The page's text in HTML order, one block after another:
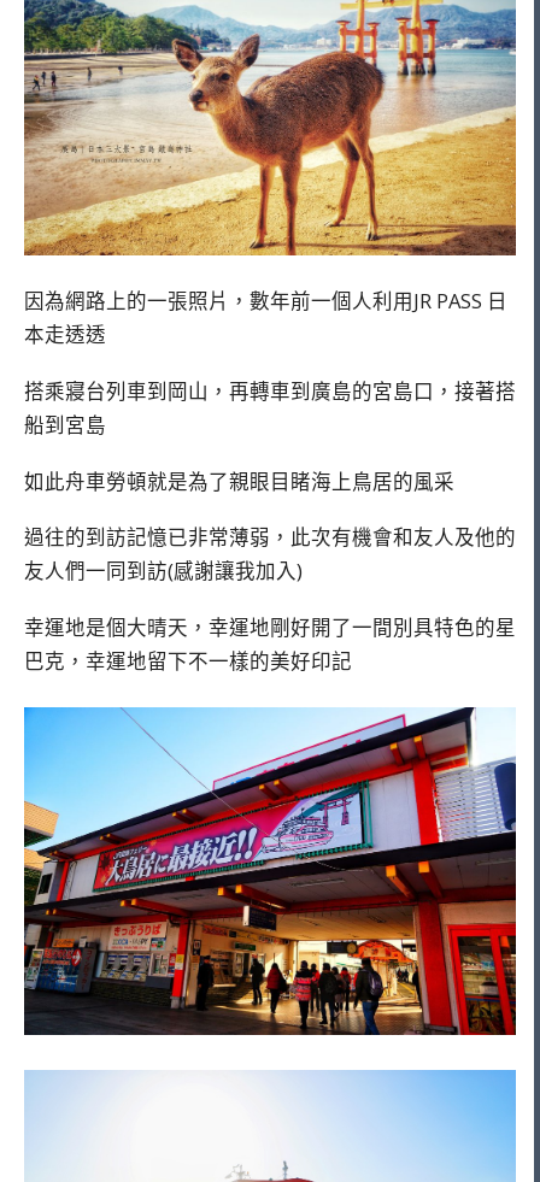
因為網路上的一張照片，數年前一個人利用JR PASS 日
本走透透
搭乘寢台列車到岡山，再轉車到廣島的宮島口，接著搭
船到宮島
如此舟車勞頓就是為了親眼目睹海上鳥居的風采
過往的到訪記憶已非常薄弱，此次有機會和友人及他的
友人們一同到訪(感謝讓我加入)
幸運地是個大晴天，幸運地剛好開了一間別具特色的星
巴克，幸運地留下不一樣的美好印記